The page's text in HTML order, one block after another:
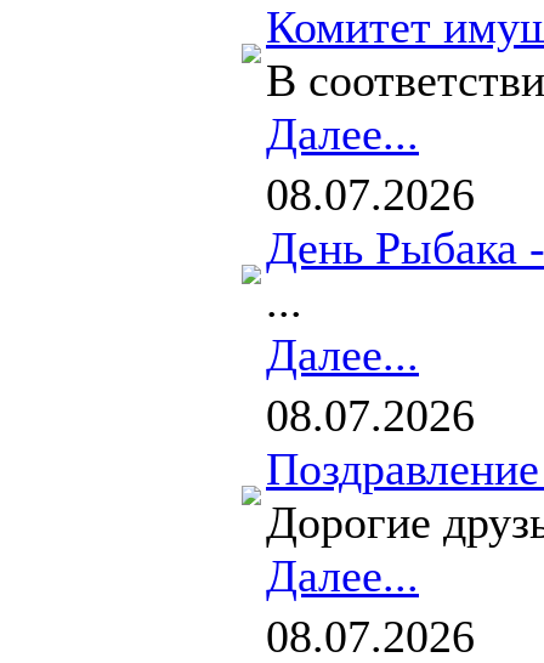
Комитет
В
Далее...
08.07.2026
День Рыбака
...
Далее...
08.07.2026
Дорогие
Далее...
08.07.2026